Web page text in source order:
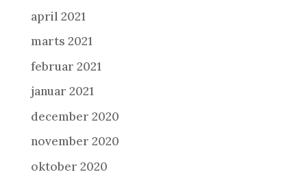
april 2021
marts 2021
februar 2021
januar 2021
december 2020
november 2020
oktober 2020